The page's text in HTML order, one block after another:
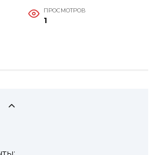
ПРОСМОТРОВ
1